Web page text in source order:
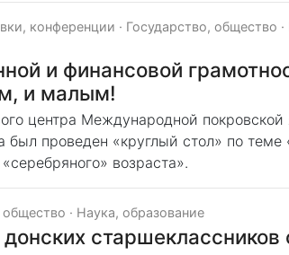
конференции · Государство, общество ·
и финансовой
и малым!
центра Международной
проведен «круглый стол» по теме
возраста».
общество · Наука, образование
старшеклассников